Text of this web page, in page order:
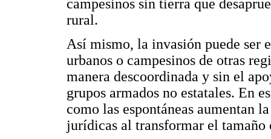
campesinos sin tierra que
rural.
Así mismo, la invasión puede ser
urbanos o campesinos de otras
manera descoordinada y sin el
grupos armados no estatales. En
como las espontáneas aumentan
jurídicas al transformar el tamaño